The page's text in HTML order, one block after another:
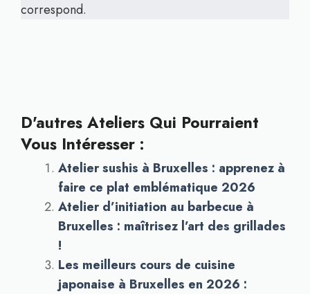
correspond.
D'autres Ateliers Qui Pourraient
Vous Intéresser :
Atelier sushis à Bruxelles : apprenez à
faire ce plat emblématique 2026
Atelier d’initiation au barbecue à
Bruxelles : maîtrisez l’art des grillades
!
Les meilleurs cours de cuisine
japonaise à Bruxelles en 2026 :